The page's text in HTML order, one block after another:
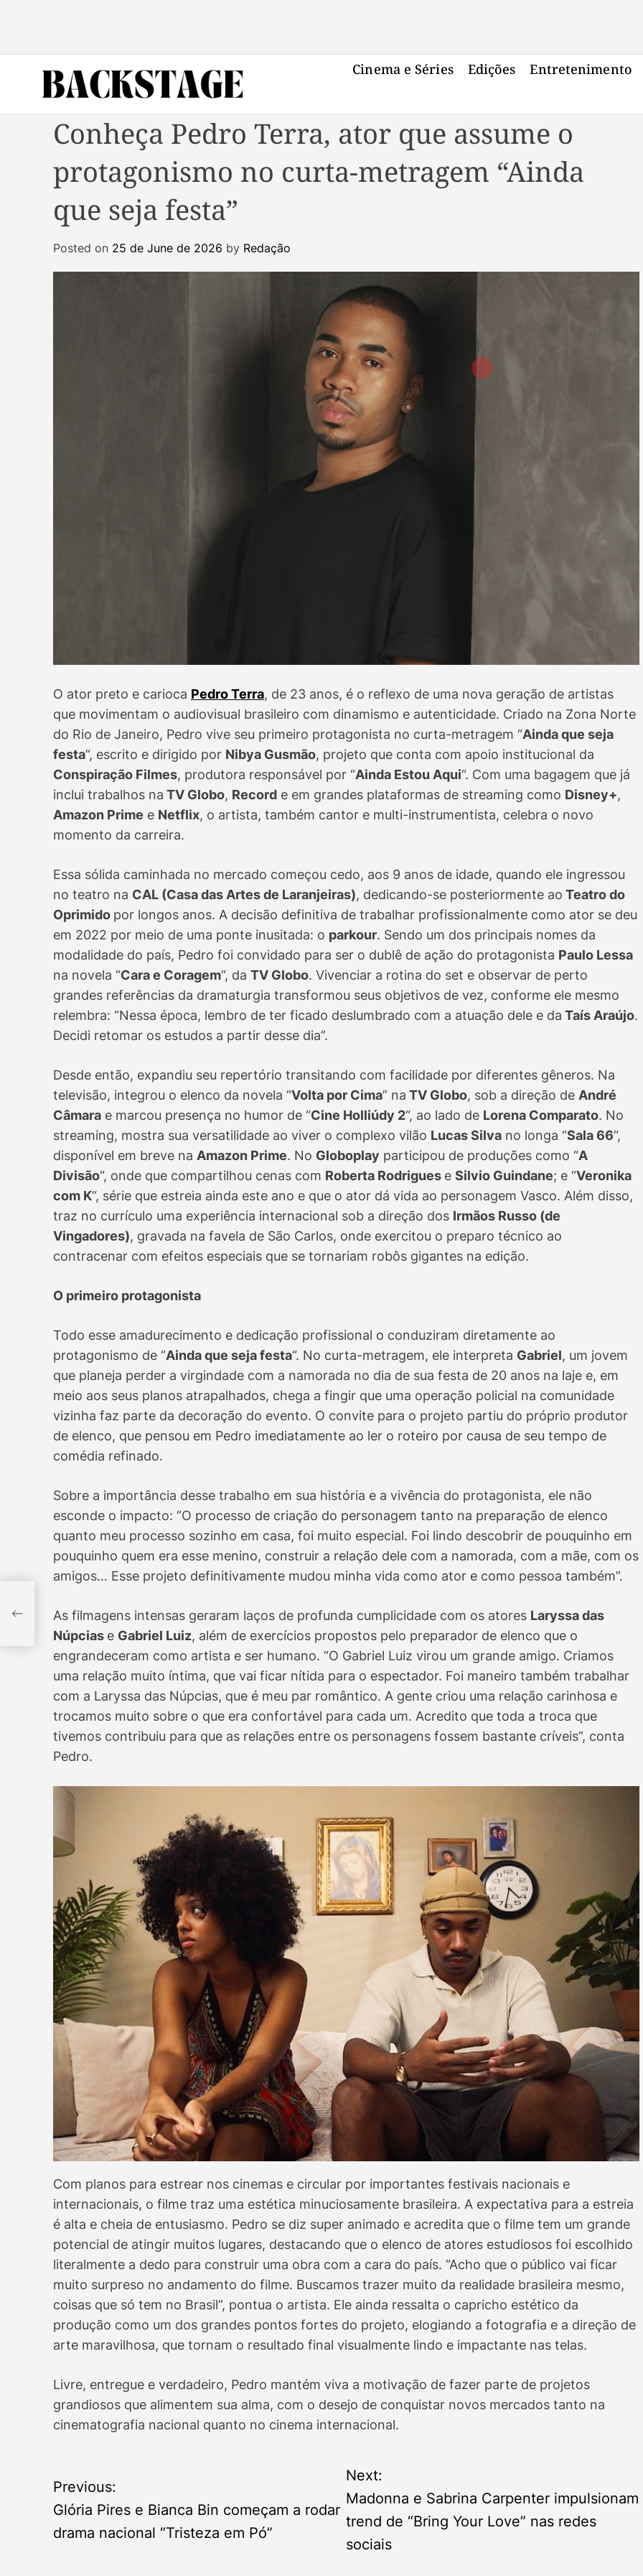
c
Cinema e Séries Edições Entretenimento
Conheça Pedro Terra, ator que assume o
protagonismo no curta-metragem “Ainda
que seja festa”
Posted on 25 de June de 2026 by Redação
O ator preto e carioca Pedro Terra, de 23 anos, é o reflexo de uma nova geração de artistas
que movimentam o audiovisual brasileiro com dinamismo e autenticidade. Criado na Zona Norte
do Rio de Janeiro, Pedro vive seu primeiro protagonista no curta-metragem “Ainda que seja
festa“, escrito e dirigido por Nibya Gusmão, projeto que conta com apoio institucional da
Conspiração Filmes, produtora responsável por “Ainda Estou Aqui“. Com uma bagagem que já
inclui trabalhos na TV Globo, Record e em grandes plataformas de streaming como Disney+,
Amazon Prime e Netflix, o artista, também cantor e multi-instrumentista, celebra o novo
momento da carreira.
Essa sólida caminhada no mercado começou cedo, aos 9 anos de idade, quando ele ingressou
no teatro na CAL (Casa das Artes de Laranjeiras), dedicando-se posteriormente ao Teatro do
Oprimido por longos anos. A decisão definitiva de trabalhar profissionalmente como ator se deu
em 2022 por meio de uma ponte inusitada: o parkour. Sendo um dos principais nomes da
modalidade do país, Pedro foi convidado para ser o dublê de ação do protagonista Paulo Lessa
na novela “Cara e Coragem“, da TV Globo. Vivenciar a rotina do set e observar de perto
grandes referências da dramaturgia transformou seus objetivos de vez, conforme ele mesmo
relembra: “Nessa época, lembro de ter ficado deslumbrado com a atuação dele e da Taís Araújo.
Decidi retomar os estudos a partir desse dia”.
Desde então, expandiu seu repertório transitando com facilidade por diferentes gêneros. Na
televisão, integrou o elenco da novela “Volta por Cima” na TV Globo, sob a direção de André
Câmara e marcou presença no humor de “Cine Holliúdy 2“, ao lado de Lorena Comparato. No
streaming, mostra sua versatilidade ao viver o complexo vilão Lucas Silva no longa “Sala 66“,
disponível em breve na Amazon Prime. No Globoplay participou de produções como “A
Divisão“, onde que compartilhou cenas com Roberta Rodrigues e Silvio Guindane; e “Veronika
com K“, série que estreia ainda este ano e que o ator dá vida ao personagem Vasco. Além disso,
traz no currículo uma experiência internacional sob a direção dos Irmãos Russo (de
Vingadores), gravada na favela de São Carlos, onde exercitou o preparo técnico ao
contracenar com efeitos especiais que se tornariam robôs gigantes na edição.
O primeiro protagonista
Todo esse amadurecimento e dedicação profissional o conduziram diretamente ao
protagonismo de “Ainda que seja festa“. No curta-metragem, ele interpreta Gabriel, um jovem
que planeja perder a virgindade com a namorada no dia de sua festa de 20 anos na laje e, em
meio aos seus planos atrapalhados, chega a fingir que uma operação policial na comunidade
vizinha faz parte da decoração do evento. O convite para o projeto partiu do próprio produtor
de elenco, que pensou em Pedro imediatamente ao ler o roteiro por causa de seu tempo de
comédia refinado.
Sobre a importância desse trabalho em sua história e a vivência do protagonista, ele não
esconde o impacto: “O processo de criação do personagem tanto na preparação de elenco
quanto meu processo sozinho em casa, foi muito especial. Foi lindo descobrir de pouquinho em
pouquinho quem era esse menino, construir a relação dele com a namorada, com a mãe, com os
amigos… Esse projeto definitivamente mudou minha vida como ator e como pessoa também”.
As filmagens intensas geraram laços de profunda cumplicidade com os atores Laryssa das
Núpcias e Gabriel Luiz, além de exercícios propostos pelo preparador de elenco que o
engrandeceram como artista e ser humano. “O Gabriel Luiz virou um grande amigo. Criamos
uma relação muito íntima, que vai ficar nítida para o espectador. Foi maneiro também trabalhar
com a Laryssa das Núpcias, que é meu par romântico. A gente criou uma relação carinhosa e
trocamos muito sobre o que era confortável para cada um. Acredito que toda a troca que
tivemos contribuiu para que as relações entre os personagens fossem bastante críveis”, conta
Pedro.
Com planos para estrear nos cinemas e circular por importantes festivais nacionais e
internacionais, o filme traz uma estética minuciosamente brasileira. A expectativa para a estreia
é alta e cheia de entusiasmo. Pedro se diz super animado e acredita que o filme tem um grande
potencial de atingir muitos lugares, destacando que o elenco de atores estudiosos foi escolhido
literalmente a dedo para construir uma obra com a cara do país. “Acho que o público vai ficar
muito surpreso no andamento do filme. Buscamos trazer muito da realidade brasileira mesmo,
coisas que só tem no Brasil”, pontua o artista. Ele ainda ressalta o capricho estético da
produção como um dos grandes pontos fortes do projeto, elogiando a fotografia e a direção de
arte maravilhosa, que tornam o resultado final visualmente lindo e impactante nas telas.
Livre, entregue e verdadeiro, Pedro mantém viva a motivação de fazer parte de projetos
grandiosos que alimentem sua alma, com o desejo de conquistar novos mercados tanto na
cinematografia nacional quanto no cinema internacional.
P
o
s
Previous:
Glória Pires e Bianca Bin começam a rodar
drama nacional “Tristeza em Pó”
Next:
Madonna e Sabrina Carpenter impulsionam
trend de “Bring Your Love” nas redes
sociais